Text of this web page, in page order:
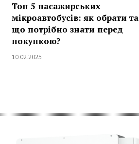
Топ 5 пасажирських
мікроавтобусів: як обрати та
що потрібно знати перед
покупкою?
10.02.2025